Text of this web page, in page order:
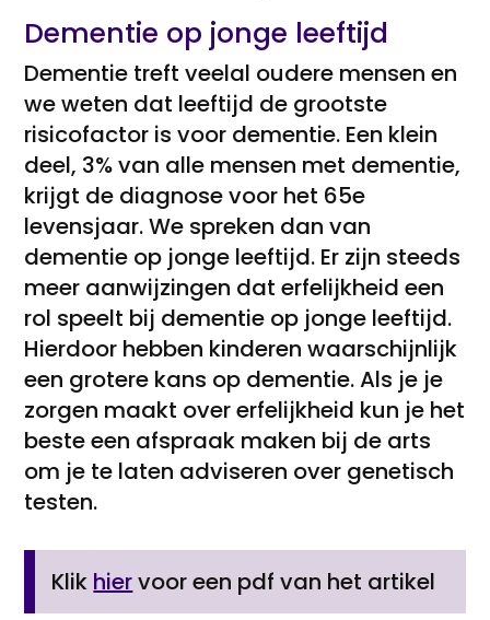
Dementie op jonge leeftijd
Dementie treft veelal oudere mensen en
we weten dat leeftijd de grootste
risicofactor is voor dementie. Een klein
deel, 3% van alle mensen met dementie,
krijgt de diagnose voor het 65e
levensjaar. We spreken dan van
dementie op jonge leeftijd. Er zijn steeds
meer aanwijzingen dat erfelijkheid een
rol speelt bij dementie op jonge leeftijd.
Hierdoor hebben kinderen waarschijnlijk
een grotere kans op dementie. Als je je
zorgen maakt over erfelijkheid kun je het
beste een afspraak maken bij de arts
om je te laten adviseren over genetisch
testen.
Klik hiervoor een pdf van het artikel